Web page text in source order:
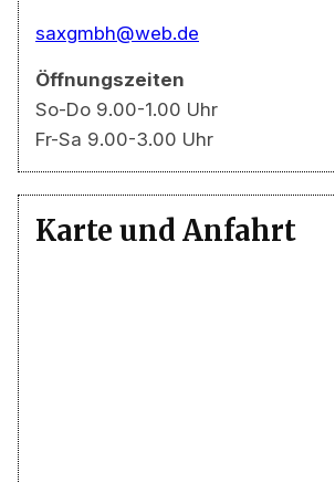
saxgmbh@web.de
Öffnungszeiten
So-Do 9.00-1.00 Uhr
Fr-Sa 9.00-3.00 Uhr
Karte und Anfahrt